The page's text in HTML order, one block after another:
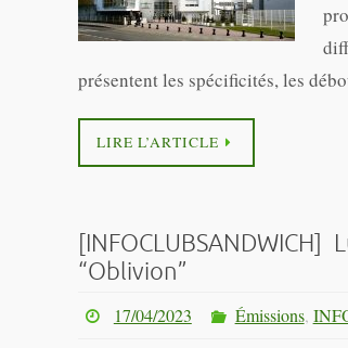
présentent les spécificités, les
LIRE L’ARTICLE
“Oblivion”
17/04/2023 Émissions,